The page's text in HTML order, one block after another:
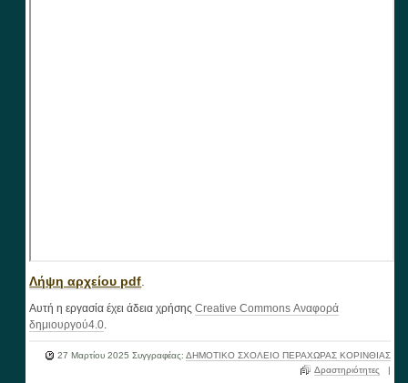
Λήψη αρχείου pdf.
Αυτή η εργασία έχει άδεια χρήσηςCreative Commons Αναφορά
δημιουργού4.0.
27 Μαρτίου 2025 Συγγραφέας: ΔΗΜΟΤΙΚΟ ΣΧΟΛΕΙΟ ΠΕΡΑΧΩΡΑΣ ΚΟΡΙΝΘΙΑΣ
Δραστηριότητες